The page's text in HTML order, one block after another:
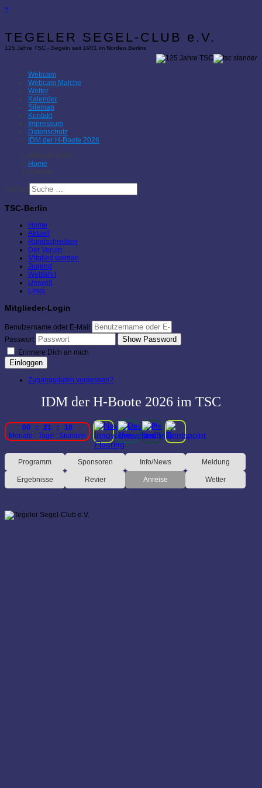
×
TEGELER SEGEL-CLUB e.V.
125 Jahre TSC - Segeln seit 1901 im Norden Berlins
Webcam
Webcam Malche
Wetter
Kalender
Sitemap
Kontakt
Impressum
Datenschutz
IDM der H-Boote 2026
Aktuelle Seite:
Home
Anreise
Suchen
TSC-Berlin
Home
Aktuell
Rundschreiben
Der Verein
Mitglied werden
Jugend
Wettfahrt
Umwelt
Links
Mitglieder-Login
Benutzername oder E-Mail
Passwort
Show Password
Erinnere Dich an mich
Einloggen
Zugangsdaten vergessen?
IDM der H-Boote 2026 im TSC
00 : 21 : 10
Monate : Tage : Stunden
Programm Sponsoren Info/News Meldung
Ergebnisse Revier Anreise Wetter